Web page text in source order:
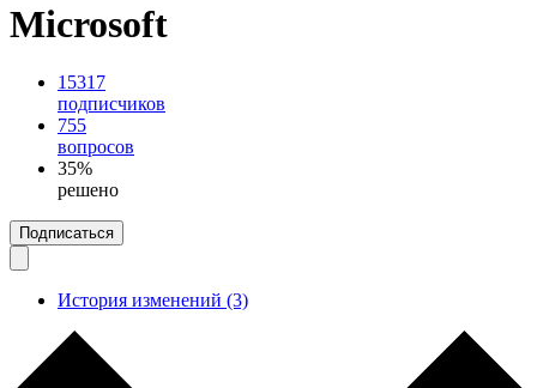
Microsoft
15317
подписчиков
755
вопросов
35%
решено
Подписаться
История изменений (3)